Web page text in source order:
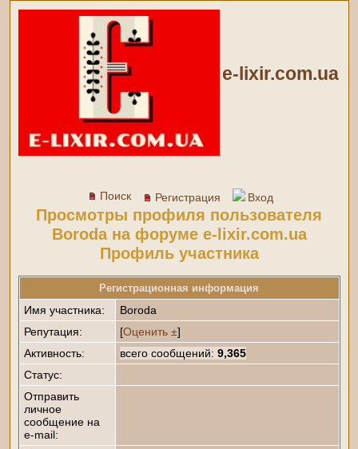
e-lixir.com.ua
Поиск Регистрация Вход
Просмотры профиля пользователя
Boroda на форуме e-lixir.com.ua
Профиль участника
Регистрационная информация
Имя участника:
Boroda
Репутация:
[Оценить ±]
Активность:
всего сообщений: 9,365
Статус:
Отправить
личное
сообщение на
e-mail: